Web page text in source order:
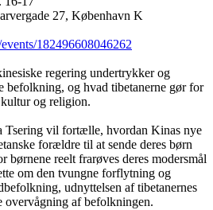
27, København K
182496608046262
regering undertrykker og
befolkning, og hvad tibetanerne gør for
kultur og religion.
Tsering vil fortælle, hvordan Kinas nye
forældre til at sende deres børn
børnene reelt frarøves deres modersmål
om den tvungne forflytning og
udnyttelsen af tibetanernes
overvågning af befolkningen.